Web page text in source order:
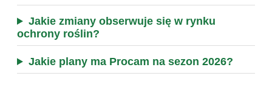
Jakie zmiany obserwuje się w rynku
ochrony roślin?
Jakie plany ma Procam na sezon 2026?